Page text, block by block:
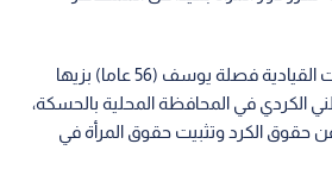
وفي الإطار الكردي، حضرت القيادية فصلة يوسف (56 عاما) بزيها
الكردي في المحافظة المحلية بالحسكة،
حقوق الكرد وتثبيت حقوق المرأة في